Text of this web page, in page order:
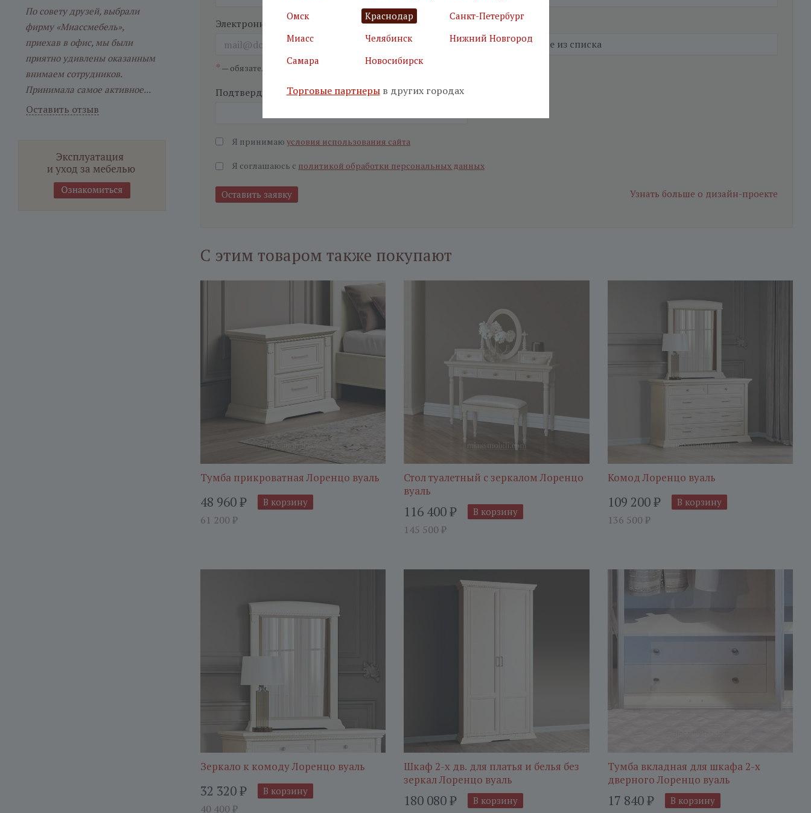
Электронная почта* Салон
* — обязательные поля
Подтвердите, что вы не робот*
Я принимаю условия использования сайта
Я соглашаюсь с политикой обработки персональных данных
Узнать больше о дизайн-проекте
С этим товаром также покупают
Тумба прикроватная Лоренцо вуаль
48 960₽
61 200 ₽
В корзину
Стол туалетный с зеркалом Лоренцо
вуаль
116 400₽
145 500 ₽
В корзину
Комод Лоренцо вуаль
109 200₽
136 500 ₽
В корзину
Зеркало к комоду Лоренцо вуаль
32 320₽
40 400 ₽
В корзину
Шкаф 2-х дв. для платья и белья без
зеркал Лоренцо вуаль
180 080₽ В корзину
Тумба вкладная для шкафа 2-х
дверного Лоренцо вуаль
17 840₽ В корзину
По совету друзей, выбрали
фирму «Миассмебель»,
приехав в офис, мы были
приятно удивлены оказанным
внимаем сотрудников.
Принимала самое активное...
Оставить отзыв
Омск
Краснодар
Санкт-Петербург
Миасс
Челябинск
Нижний Новгород
Самара
Новосибирск
Торговые партнерыв других городах